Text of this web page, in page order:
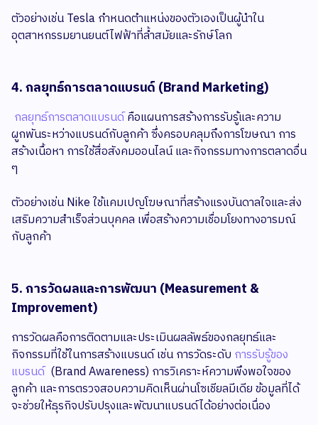
ตัวอย่างเช่น Tesla กำหนดตำแหน่งของตัวเองเป็นผู้นำใน
อุตสาหกรรมยานยนต์ไฟฟ้าที่ล้ำสมัยและรักษ์โลก
4. กลยุทธ์การตลาดแบรนด์ (Brand Marketing)
กลยุทธ์การตลาดแบรนด์คือแผนการสร้างการรับรู้และความ
ผูกพันระหว่างแบรนด์กับลูกค้า ซึ่งครอบคลุมถึงการโฆษณา การ
สร้างเนื้อหา การใช้สื่อสังคมออนไลน์ และกิจกรรมทางการตลาดอื่น
ๆ
ตัวอย่างเช่น Nike ใช้แคมเปญโฆษณาที่สร้างแรงบันดาลใจและส่ง
เสริมความสำเร็จส่วนบุคคล เพื่อสร้างความเชื่อมโยงทางอารมณ์
กับลูกค้า
5. การวัดผลและการพัฒนา (Measurement &
Improvement)
การวัดผลคือการติดตามและประเมินผลลัพธ์ของกลยุทธ์และ
กิจกรรมที่ใช้ในการสร้างแบรนด์ เช่น การวัดระดับ การรับรู้ของ
แบรนด์ (Brand Awareness) การวิเคราะห์ความพึงพอใจของ
ลูกค้า และการตรวจสอบความคิดเห็นผ่านโซเชียลมีเดีย ข้อมูลที่ได้
จะช่วยให้ธุรกิจปรับปรุงและพัฒนาแบรนด์ได้อย่างต่อเนื่อง